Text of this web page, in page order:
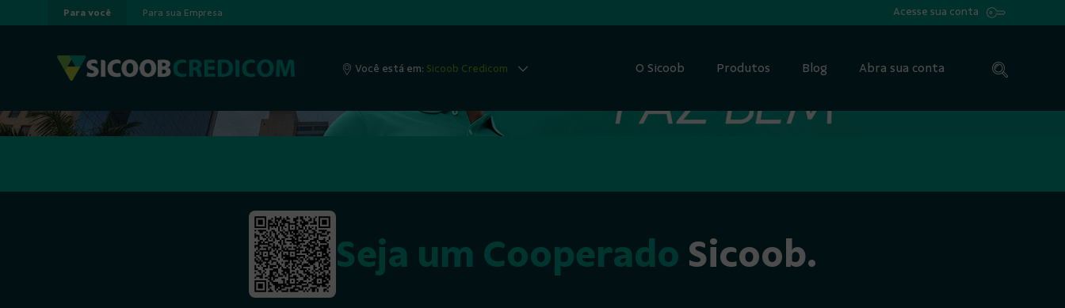
Pular para o Conteúdo principal
Para você Para sua Empresa Acesse sua conta
Você está em: Sicoob Credicom O Sicoob Produtos Blog Abra sua conta
A cooperação que coloca você no controle das
Seja um Cooperado Sicoob.